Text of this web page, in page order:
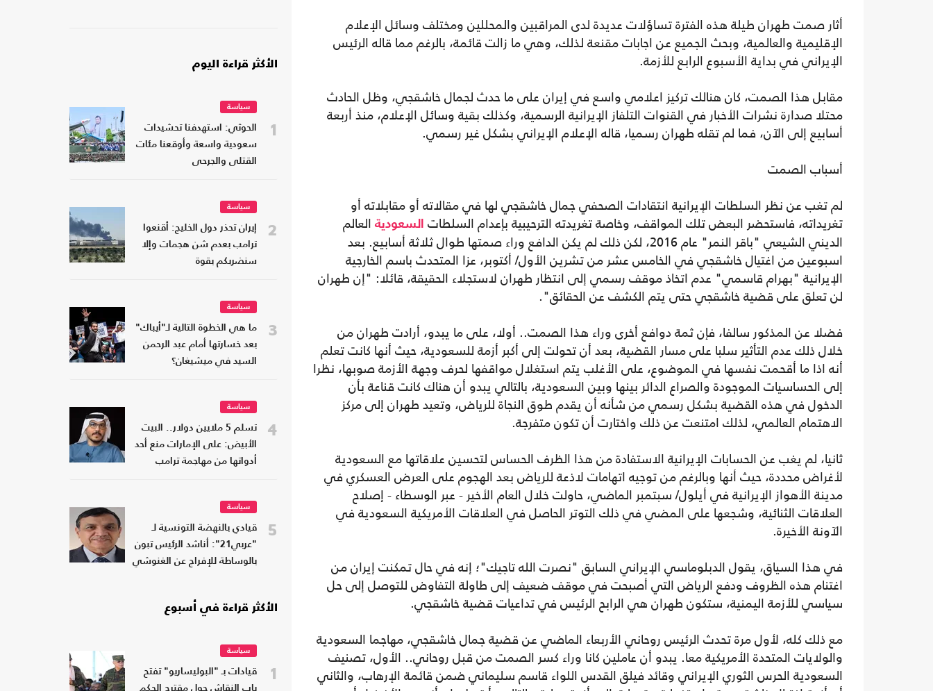
أثار صمت طهران طيلة هذه الفترة تساؤلات عديدة لدى المراقبين والمحللين ومختلف وسائل الإعلام
الإقليمية والعالمية، وبحث الجميع عن اجابات مقنعة لذلك، وهي ما زالت قائمة، بالرغم مما قاله الرئيس
الإيراني في بداية الأسبوع الرابع للأزمة.
مقابل هذا الصمت، كان هنالك تركيز اعلامي واسع في إيران على ما حدث لجمال خاشقجي، وظل الحادث
محتلا صدارة نشرات الأخبار في القنوات التلفاز الإيرانية الرسمية، وكذلك بقية وسائل الإعلام، منذ أربعة
أسابيع إلى الآن، فما لم تقله طهران رسميا، قاله الإعلام الإيراني بشكل غير رسمي.
أسباب الصمت
لم تغب عن نظر السلطات الإيرانية انتقادات الصحفي جمال خاشقجي لها في مقالاته أو مقابلاته أو
تغريداته، فاستحضر البعض تلك المواقف، وخاصة تغريدته الترحيبية بإعدام السلطات
السعودية العالم
الديني الشيعي "باقر النمر" عام 2016، لكن ذلك لم يكن الدافع وراء صمتها طوال ثلاثة أسابيع. بعد
اسبوعين من اغتيال خاشقجي في الخامس عشر من تشرين الأول/ أكتوبر، عزا المتحدث باسم الخارجية
الإيرانية "بهرام قاسمي" عدم اتخاذ موقف رسمي إلى انتظار طهران لاستجلاء الحقيقة، قائلا: "إن طهران
لن تعلق على قضية خاشقجي حتى يتم الكشف عن الحقائق".
فضلا عن المذكور سالفا، فإن ثمة دوافع أخرى وراء هذا الصمت.. أولا، على ما يبدو، أرادت طهران من
خلال ذلك عدم التأثير سلبا على مسار القضية، بعد أن تحولت إلى أكبر أزمة للسعودية، حيث أنها كانت تعلم
أنه اذا ما أقحمت نفسها في الموضوع، على الأغلب يتم استغلال مواقفها لحرف وجهة الأزمة صوبها، نظرا
إلى الحساسيات الموجودة والصراع الدائر بينها وبين السعودية، بالتالي يبدو أن هناك كانت قناعة بأن
الدخول في هذه القضية بشكل رسمي من شأنه أن يقدم طوق النجاة للرياض، وتعيد طهران إلى مركز
الاهتمام العالمي، لذلك امتنعت عن ذلك واختارت أن تكون متفرجة.
ثانيا، لم يغب عن الحسابات الإيرانية الاستفادة من هذا الظرف الحساس لتحسين علاقاتها مع السعودية
لأغراض محددة، حيث أنها وبالرغم من توجيه اتهامات لاذعة للرياض بعد الهجوم على العرض العسكري في
مدينة الأهواز الإيرانية في أيلول/ سبتمبر الماضي، حاولت خلال العام الأخير - عبر الوسطاء - إصلاح
العلاقات الثنائية، وشجعها على المضي في ذلك التوتر الحاصل في العلاقات الأمريكية السعودية في
الآونة الأخيرة.
في هذا السياق، يقول الدبلوماسي الإيراني السابق "نصرت الله تاجيك"؛ إنه في حال تمكنت إيران من
اغتنام هذه الظروف ودفع الرياض التي أصبحت في موقف ضعيف إلى طاولة التفاوض للتوصل إلى حل
سياسي للأزمة اليمنية، ستكون طهران هي الرابح الرئيس في تداعيات قضية خاشقجي.
مع ذلك كله، لأول مرة تحدث الرئيس روحاني الأربعاء الماضي عن قضية جمال خاشقجي، مهاجما السعودية
والولايات المتحدة الأمريكية معا. يبدو أن عاملين كانا وراء كسر الصمت من قبل روحاني.. الأول، تصنيف
السعودية الحرس الثوري الإيراني وقائد فيلق القدس اللواء قاسم سليماني ضمن قائمة الإرهاب، والثاني
الأكثر قراءة اليوم
1
سياسة
الحوثي: استهدفنا تحشيدات
سعودية واسعة وأوقعنا مئات
القتلى والجرحى
2
سياسة
إيران تحذر دول الخليج: أقنعوا
ترامب بعدم شن هجمات وإلا
سنضربكم بقوة
3
سياسة
ما هي الخطوة التالية لـ"أيباك"
بعد خسارتها أمام عبد الرحمن
السيد في ميشيغان؟
4
سياسة
تسلم 5 ملايين دولار.. البيت
الأبيض: على الإمارات منع أحد
أدواتها من مهاجمة ترامب
5
سياسة
قيادي بالنهضة التونسية لـ
"عربي21": أناشد الرئيس تبون
بالوساطة للإفراج عن الغنوشي
الأكثر قراءة في أسبوع
1
سياسة
قيادات بـ "البوليساريو" تفتح
باب النقاش حول مقترح الحكم